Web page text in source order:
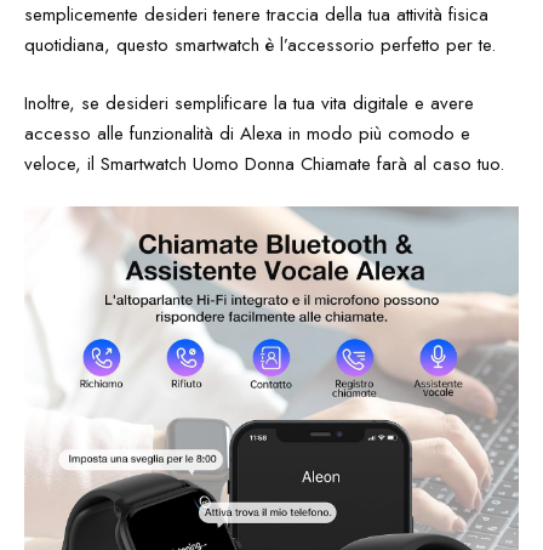
semplicemente desideri tenere traccia della tua attività fisica
quotidiana, questo smartwatch è l’accessorio perfetto per te.
Inoltre, se desideri semplificare la tua vita digitale e avere
accesso alle funzionalità di Alexa in modo più comodo e
veloce, il Smartwatch Uomo Donna Chiamate farà al caso tuo.